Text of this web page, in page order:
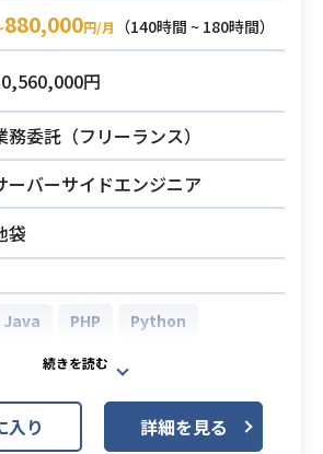
高まっており、
や省庁、地方自治体や大学といっ
、民間企業以外との連携も盛んに
めています。
れまでのサービスにより一生力を
れるべく人員の拡大と新規事業の
出に力を入れております。
存のtoB向けサービスの開発を担
して頂きます。
ロントエンドや各プロダクトチー
と連携しながら、必要な機能を整
理し拡張性を考慮した設計・実装を
マイクロサービス化など色々な取り
みを行っており、適切な技術選定
導入にも携わって頂きたいと考え
880,000円/月
（140時間 ~ 180時間）
円
務委託（フリーランス）
ーバーサイドエンジニア
袋
Java PHP
Python
AWS (Amazon Web Services)
GitHub
入り 詳細を見る